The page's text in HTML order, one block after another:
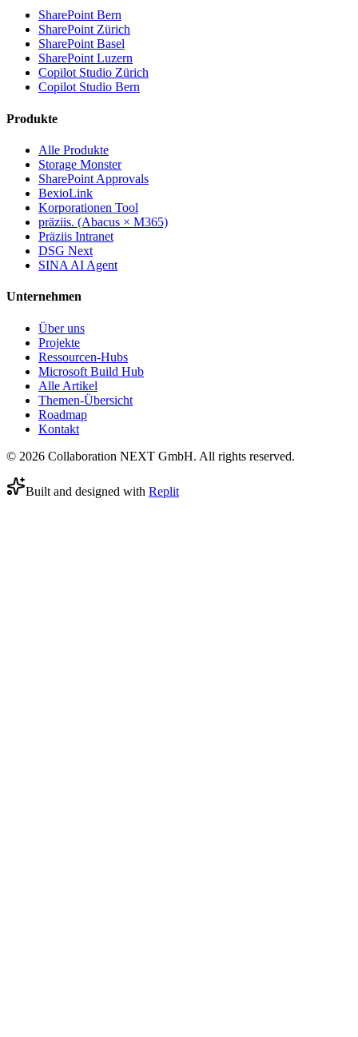
SharePoint Bern
SharePoint Zürich
SharePoint Basel
SharePoint Luzern
Copilot Studio Zürich
Copilot Studio Bern
Produkte
Alle Produkte
Storage Monster
SharePoint Approvals
BexioLink
Korporationen Tool
präziis. (Abacus × M365)
Präziis Intranet
DSG Next
SINA AI Agent
Unternehmen
Über uns
Projekte
Ressourcen-Hubs
Microsoft Build Hub
Alle Artikel
Themen-Übersicht
Roadmap
Kontakt
© 2026 Collaboration NEXT GmbH. All rights reserved.
Built and designed with Replit